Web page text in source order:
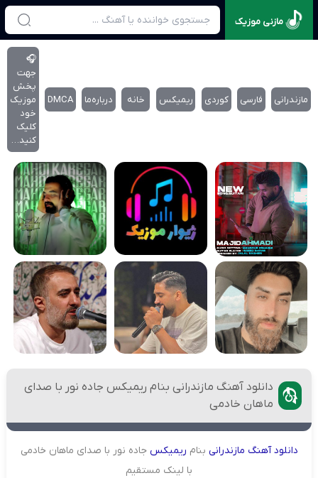
مازنی موزیک
مازندرانی فارسی کوردی ریمیکس خانه درباره‌‌ما DMCA
🎧
جهت
پخش
موزیک
خود
کلیک
کنید…
دانلود آهنگ مازندرانی بنام ریمیکس جاده نور با صدای
ماهان خادمی
دانلودآهنگ مازندرانی بنام ریمیکس جاده نور با صدای ماهان خادمی
با لینک مستقیم